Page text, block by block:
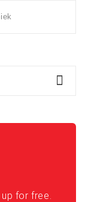

for free.